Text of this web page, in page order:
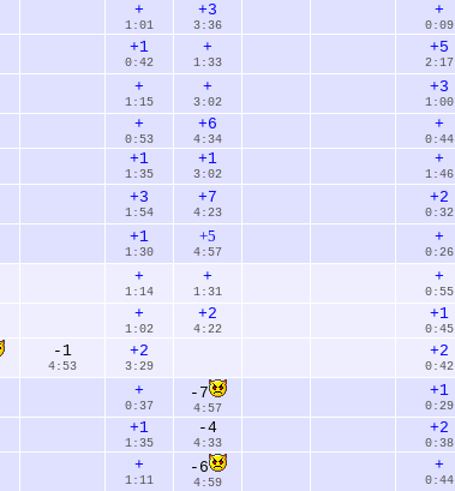
+
1:01
+3
3:36
+
0:09
+1
0:42
+
1:33
+5
2:17
+
1:15
+
3:02
+3
1:00
+
0:53
+6
4:34
+
0:44
+1
1:35
+1
3:02
+
1:46
+3
1:54
+7
4:23
+2
0:32
+1
1:30
+5
4:57
+
0:26
+
1:14
+
1:31
+
0:55
+
1:02
+2
4:22
+1
0:45
-1
4:53
+2
3:29
+2
0:42
+
0:37
-7
4:57
+1
0:29
+1
1:35
-4
4:33
+2
0:38
+
1:11
-6
4:59
+
0:44